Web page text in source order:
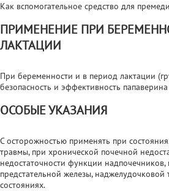
Как вспомогательное средство для
ПРИМЕНЕНИЕ ПРИ
ЛАКТАЦИИ
При беременности и в период лактации
безопасность и эффективность
ОСОБЫЕ УКАЗАНИЯ
C осторожностью применять при
травмы, при хронической почечной
недостаточности функции надпочечников,
предстательной железы,
состояниях.